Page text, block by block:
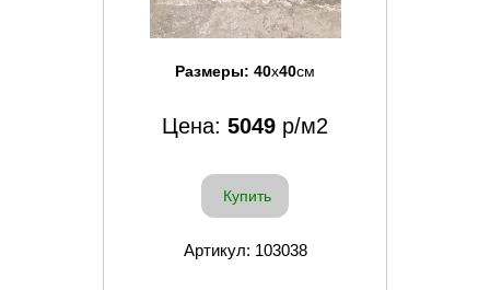
Размеры: 40x40см
Цена: 5049 р/м2
Купить
Артикул: 103038